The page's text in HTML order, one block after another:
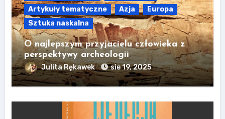
Artykuły tematyczne
Azja
Europa
Sztuka naskalna
O najlepszym przyjacielu człowieka z
perspektywy archeologii
Julita Rękawek sie 19, 2025